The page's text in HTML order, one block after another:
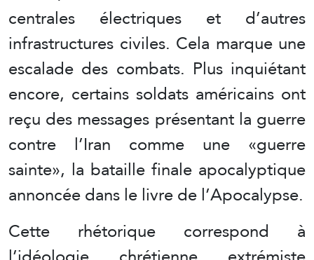
centrales électriques et d’autres
infrastructures civiles. Cela marque une
escalade des combats. Plus inquiétant
encore, certains soldats américains ont
reçu des messages présentant la guerre
contre l’Iran comme une «guerre
sainte», la bataille finale apocalyptique
annoncée dans le livre de l’Apocalypse.
Cette rhétorique correspond à